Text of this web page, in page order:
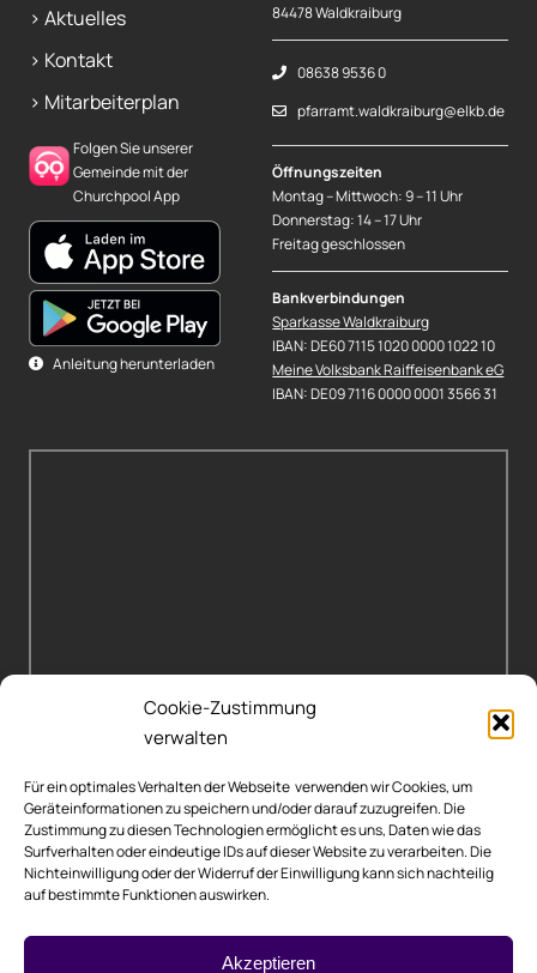
Cookie-Zustimmung
verwalten
Für ein optimales Verhalten der Webseite verwenden wir Cookies, um
Geräteinformationen zu speichern und/oder darauf zuzugreifen. Die
Zustimmung zu diesen Technologien ermöglicht es uns, Daten wie das
Surfverhalten oder eindeutige IDs auf dieser Website zu verarbeiten. Die
Nichteinwilligung oder der Widerruf der Einwilligung kann sich nachteilig
auf bestimmte Funktionen auswirken.
Akzeptieren
> Aktuelles
> Kontakt
> Mitarbeiterplan
Folgen Sie unserer
Gemeinde mit der
Churchpool App
Anleitung herunterladen
84478 Waldkraiburg
08638 9536 0
pfarramt.waldkraiburg@elkb.de
Öffnungszeiten
Montag – Mittwoch: 9 – 11 Uhr
Donnerstag: 14 – 17 Uhr
Freitag geschlossen
Bankverbindungen
Sparkasse Waldkraiburg
IBAN: DE60 7115 1020 0000 1022 10
Meine Volksbank Raiffeisenbank eG
IBAN: DE09 7116 0000 0001 3566 31
Rechtliche Hinweise